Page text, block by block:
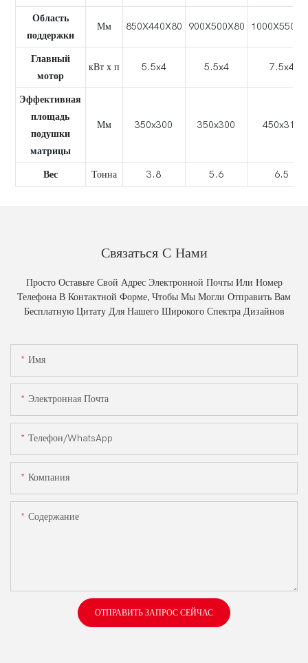
Область
поддержки
Мм 850X440X80 900X500X80
Главный
мотор
кВт х п 5.5x4 5.5x4 7.5x4
Эффективная
площадь
подушки
матрицы
Мм 350x300 350x300 450x310
Вес Тонна 3.8 5.6 6.5
Связаться С Нами
Просто Оставьте Свой Адрес Электронной Почты Или Номер
Телефона В Контактной Форме, Чтобы Мы Могли Отправить Вам
Бесплатную Цитату Для Нашего Широкого Спектра Дизайнов
Имя
Электронная Почта
Телефон/WhatsApp
Компания
Содержание
ОТПРАВИТЬ ЗАПРОС СЕЙЧАС